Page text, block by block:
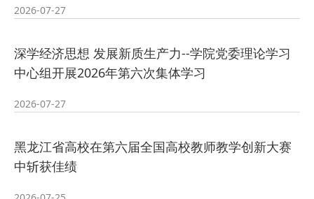
观学习教育
· 我省举办第十一届黑龙江省高校辅
导员素质能 2026-07-27
· 深学经济思想 发展新质生产力--学
师教学创新 2026-07-25
· 教育部2026年“宏志助航计划”师资
2026-07-27
深学经济思想 发展新质生产力--学院党委理论学习
中心组开展2026年第六次集体学习
2026-07-27
黑龙江省高校在第六届全国高校教师教学创新大赛
中斩获佳绩